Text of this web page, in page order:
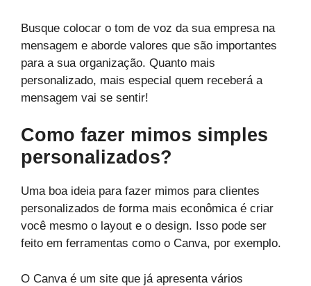
Busque colocar o tom de voz da sua empresa na
mensagem e aborde valores que são importantes
para a sua organização. Quanto mais
personalizado, mais especial quem receberá a
mensagem vai se sentir!
Como fazer mimos simples
personalizados?
Uma boa ideia para fazer mimos para clientes
personalizados de forma mais econômica é criar
você mesmo o layout e o design. Isso pode ser
feito em ferramentas como o Canva, por exemplo.
O Canva é um site que já apresenta vários